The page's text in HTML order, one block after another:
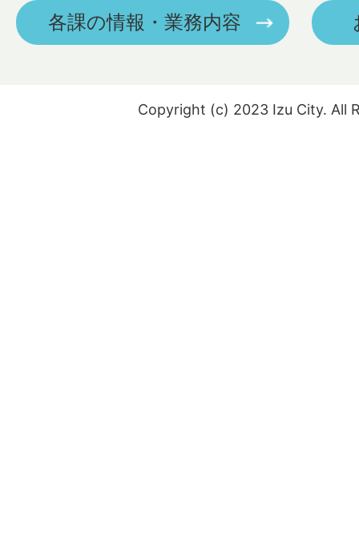
各課の情報・業務内容
Copyright (c) 2023 Izu City. All